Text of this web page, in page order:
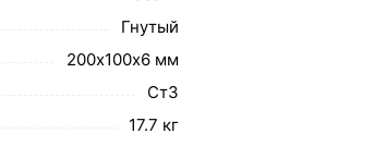
Гнутый
200х100х6 мм
Ст3
17.7 кг